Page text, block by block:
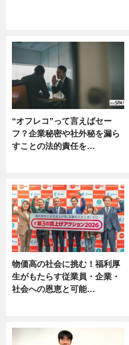
“オフレコ”って言えばセー
フ？企業秘密や社外秘を漏ら
すことの法的責任を…
物価高の社会に挑む！福利厚
生がもたらす従業員・企業・
社会への恩恵と可能…